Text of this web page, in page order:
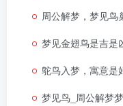
周公解梦，梦见鸟
梦见金翅鸟是吉是
鸵鸟入梦，寓意是
梦见鸟_周公解梦